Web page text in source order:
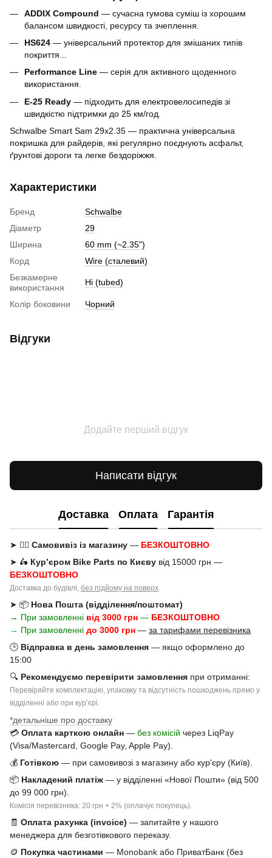
ADDIX Compound — сучасна гумова суміш із хорошим
балансом швидкості, ресурсу та зчеплення.
HS624 — універсальний протектор для змішаних типів
покриття...
Performance Line — серія для активного щоденного
використання.
E-25 Ready — підходить для електровелосипедів зі
швидкістю підтримки до 25 км/год.
Schwalbe Smart Sam 29x2.35 — практична універсальна
покришка для райдерів, які регулярно поєднують асфальт,
ґрунтові дороги та легке бездоріжжя.
Характеристики
Бренд
Schwalbe
Діаметр
29
Ширина
60 mm (~2.35")
Корд
Wire (cталевий)
Безкамерне
використання
Ні (tubed)
Колір боковини Чорний
Відгуки
Додайте перший відгук
Написати відгук
Доставка Оплата Гарантія
➤ 🚶‍♂️ Самовивіз із магазину — БЕЗКОШТОВНО
➤ 🛵 Кур’єром Bike Parts по Києву від 15000 грн —
БЕЗКОШТОВНО
Доставка до будівлі, без підйому на поверх.
➤ 📦 Нова Пошта (відділення/поштомат)
→ При замовленні від 3000 грн — БЕЗКОШТОВНО
→ При замовленні до 3000 грн — за тарифами перевізника
🕒 Відправка в день замовлення — якщо оформлено до
15:00
🔍 Рекомендуємо перевірити замовлення при отриманні:
Перевіряйте комплектацію, упаковку та відсутність пошкоджень прямо у
відділенні або при курʼєрі.
*детальніше про доставку
💳 Оплата карткою онлайн — без комісій через LiqPay
(Visa/Mastercard, Google Pay, Apple Pay).
💰 Готівкою — при самовивозі з магазину або кур'єру (Київ).
📦 Накладений платіж — у відділенні «Нової Пошти» (від 500
до 99 000 грн).
Комісія перевізника: 20 грн + 2% (оплачує покупець).
🧾 Оплата рахунка (invoice) — запитайте у нашого
менеджера для безготівкового переказу.
🪙 Покупка частинами — Monobank або ПриватБанк (без